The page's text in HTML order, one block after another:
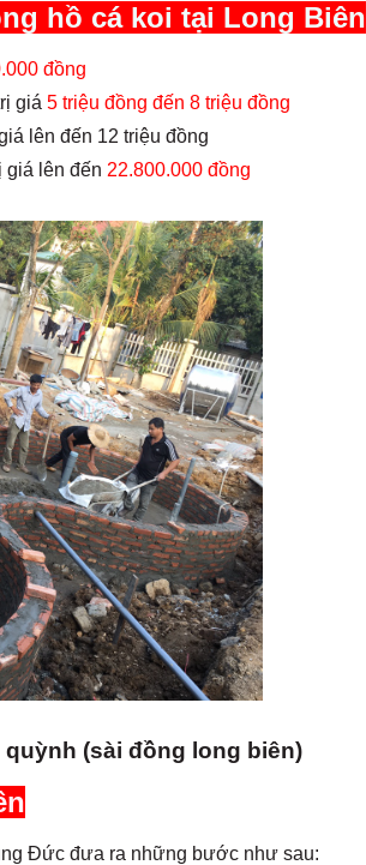
hồ cá koi tại Long Biên
đồng
giá 5 triệu đồng đến 8 triệu đồng
lên đến 12 triệu đồng
giá lên đến 22.800.000 đồng
(sài đồng long biên)
Đức đưa ra những bước như sau: